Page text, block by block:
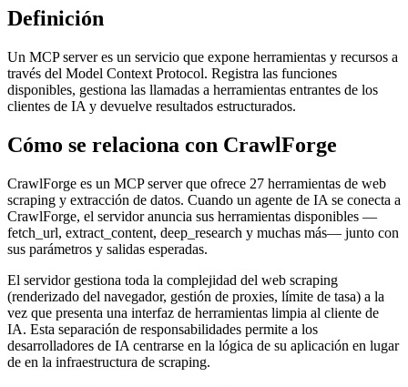
Definición
Un MCP server es un servicio que expone herramientas y recursos a
través del Model Context Protocol. Registra las funciones
disponibles, gestiona las llamadas a herramientas entrantes de los
clientes de IA y devuelve resultados estructurados.
Cómo se relaciona con CrawlForge
CrawlForge es un MCP server que ofrece 27 herramientas de web
scraping y extracción de datos. Cuando un agente de IA se conecta a
CrawlForge, el servidor anuncia sus herramientas disponibles —
fetch_url, extract_content, deep_research y muchas más— junto con
sus parámetros y salidas esperadas.
El servidor gestiona toda la complejidad del web scraping
(renderizado del navegador, gestión de proxies, límite de tasa) a la
vez que presenta una interfaz de herramientas limpia al cliente de
IA. Esta separación de responsabilidades permite a los
desarrolladores de IA centrarse en la lógica de su aplicación en lugar
de en la infraestructura de scraping.